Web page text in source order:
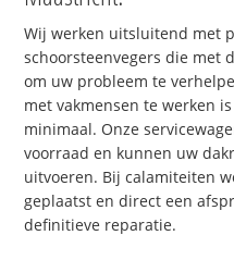
Wij werken uitsluitend met
schoorsteenvegers die met
om uw probleem te
met vakmensen te werken
minimaal. Onze
voorraad en kunnen uw
uitvoeren. Bij calamiteiten
geplaatst en direct een
definitieve reparatie.